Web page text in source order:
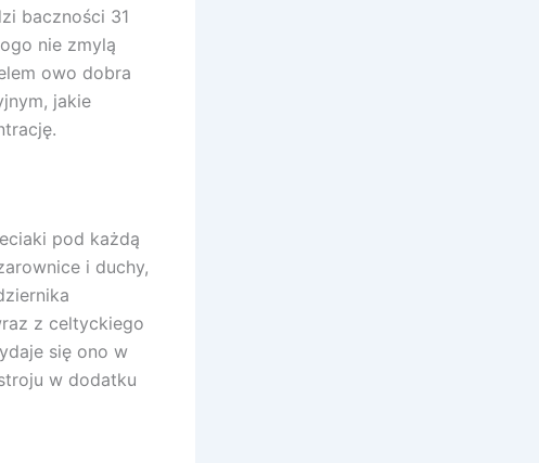
baczności 31
nie zmylą
owo dobra
jakie
pod każdą
i duchy,
z celtyckiego
się ono w
w dodatku